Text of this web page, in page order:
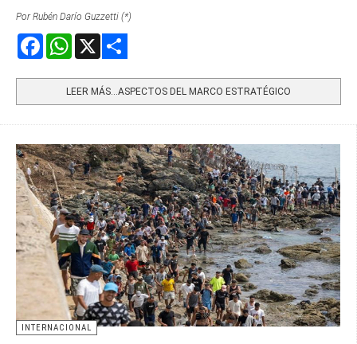
Por Rubén Darío Guzzetti (*)
FacebookWhatsApp
LEER MÁS…ASPECTOS DEL MARCO ESTRATÉGICO
INTERNACIONAL